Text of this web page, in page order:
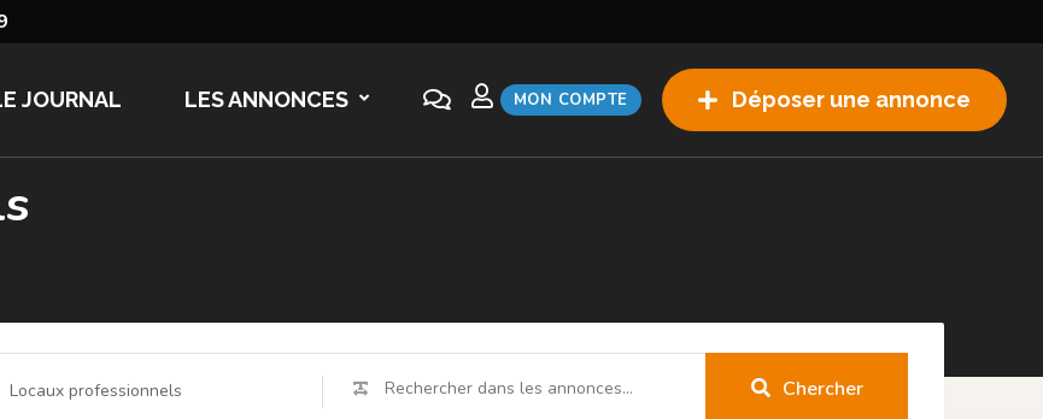
JOURNAL LES ANNONCES Déposer une annonce
Locaux professionnels Chercher